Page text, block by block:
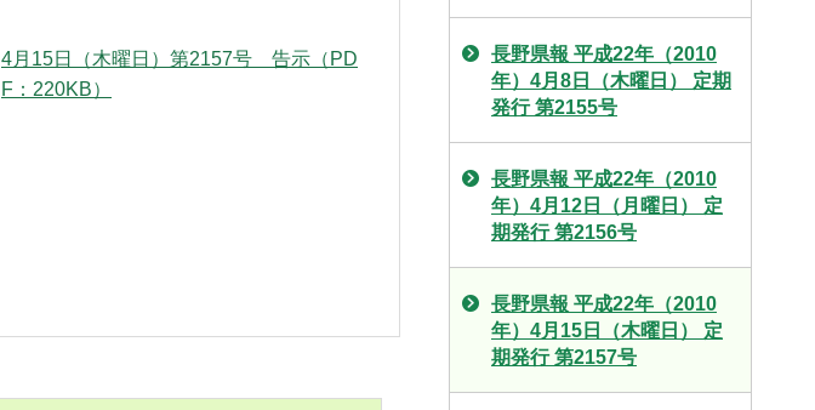
4月15日（木曜日）第2157号 告示（PD
F：220KB）
長野県報 平成22年（2010
年）4月8日（木曜日） 定期
発行 第2155号
長野県報 平成22年（2010
年）4月12日（月曜日） 定
期発行 第2156号
長野県報 平成22年（2010
年）4月15日（木曜日） 定
期発行 第2157号